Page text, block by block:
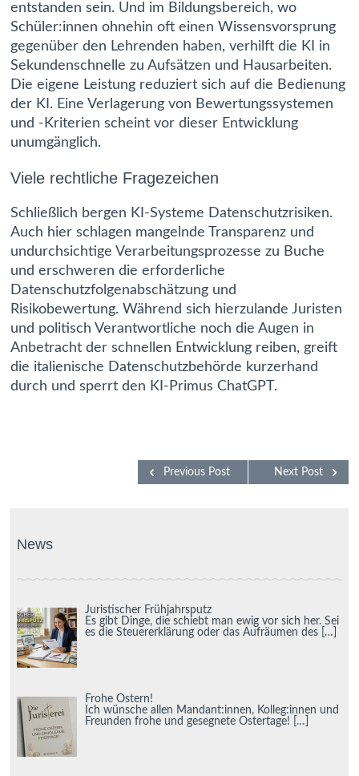
entstanden sein. Und im Bildungsbereich, wo
Schüler:innen ohnehin oft einen Wissensvorsprung
gegenüber den Lehrenden haben, verhilft die KI in
Sekundenschnelle zu Aufsätzen und Hausarbeiten.
Die eigene Leistung reduziert sich auf die Bedienung
der KI. Eine Verlagerung von Bewertungssystemen
und -Kriterien scheint vor dieser Entwicklung
unumgänglich.
Viele rechtliche Fragezeichen
Schließlich bergen KI-Systeme Datenschutzrisiken.
Auch hier schlagen mangelnde Transparenz und
undurchsichtige Verarbeitungsprozesse zu Buche
und erschweren die erforderliche
Datenschutzfolgenabschätzung und
Risikobewertung. Während sich hierzulande Juristen
und politisch Verantwortliche noch die Augen in
Anbetracht der schnellen Entwicklung reiben, greift
die italienische Datenschutzbehörde kurzerhand
durch und sperrt den KI-Primus ChatGPT.
Next Post
Previous Post
News
Juristischer Frühjahrsputz
Es gibt Dinge, die schiebt man ewig vor sich her. Sei
es die Steuererklärung oder das Aufräumen des
[…]
Frohe Ostern!
Ich wünsche allen Mandant:innen, Kolleg:innen und
Freunden frohe und gesegnete Ostertage! […]